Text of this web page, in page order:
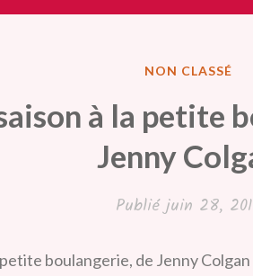
PUBLIÉ
NON CLASSÉ
à la petite
Jenny
Publiéjuin 28,
petite boulangerie, de Jenny